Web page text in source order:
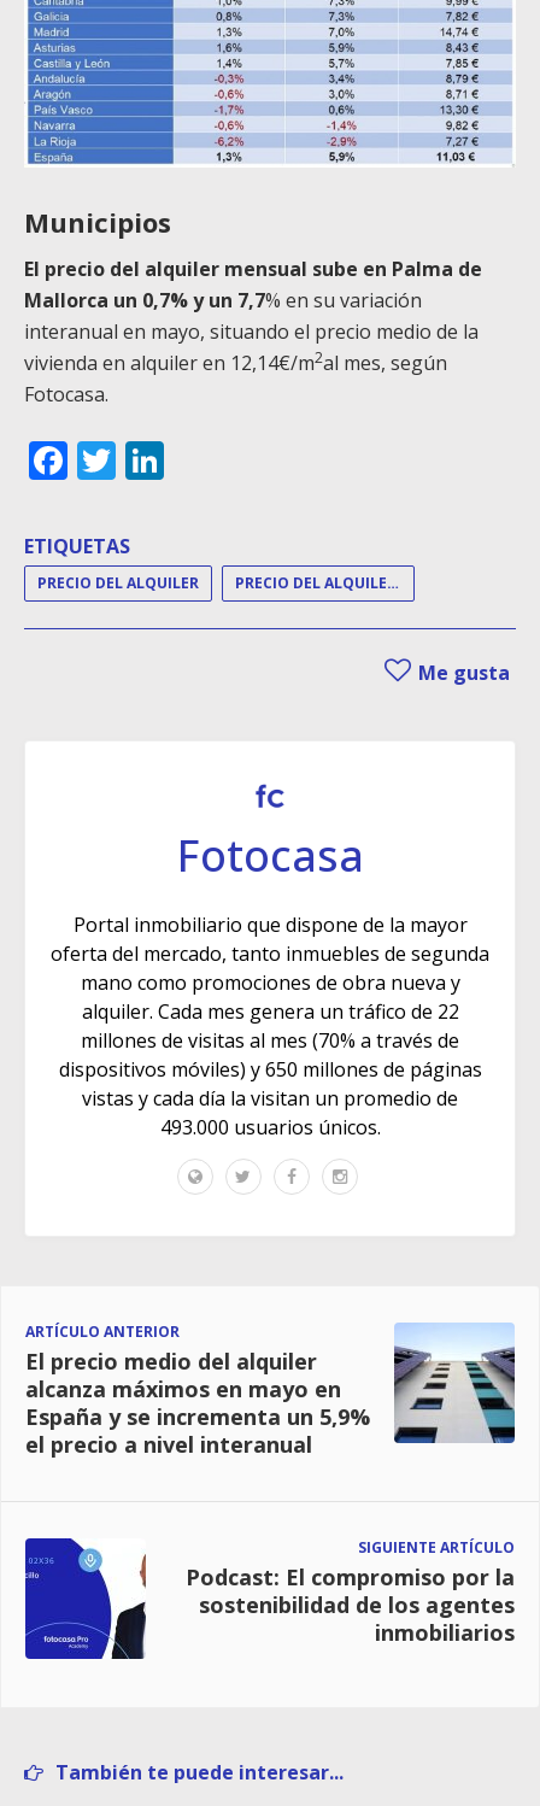
Municipios
El precio del alquiler mensual sube en Palma de
Mallorca un 0,7% y un 7,7% en su variación
interanual en mayo, situando el precio medio de la
vivienda en alquiler en 12,14€/m2al mes, según
Fotocasa.
Facebook
Twitter
ETIQUETAS
PRECIO DEL ALQUILER PRECIO DEL ALQUILER DE VIVIENDA
Me gusta
Fotocasa
Portal inmobiliario que dispone de la mayor
oferta del mercado, tanto inmuebles de segunda
mano como promociones de obra nueva y
alquiler. Cada mes genera un tráfico de 22
millones de visitas al mes (70% a través de
dispositivos móviles) y 650 millones de páginas
vistas y cada día la visitan un promedio de
493.000 usuarios únicos.
ARTÍCULO ANTERIOR
El precio medio del alquiler
alcanza máximos en mayo en
España y se incrementa un 5,9%
el precio a nivel interanual
SIGUIENTE ARTÍCULO
Podcast: El compromiso por la
sostenibilidad de los agentes
inmobiliarios
También te puede interesar...